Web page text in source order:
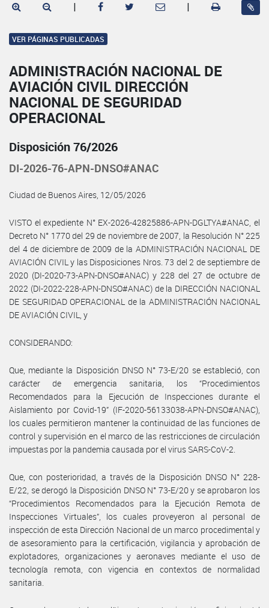
| |
VER PÁGINAS PUBLICADAS
ADMINISTRACIÓN NACIONAL DE
AVIACIÓN CIVIL DIRECCIÓN
NACIONAL DE SEGURIDAD
OPERACIONAL
Disposición 76/2026
DI-2026-76-APN-DNSO#ANAC
Ciudad de Buenos Aires, 12/05/2026
VISTO el expediente N° EX-2026-42825886-APN-DGLTYA#ANAC, el
Decreto N° 1770 del 29 de noviembre de 2007, la Resolución N° 225
del 4 de diciembre de 2009 de la ADMINISTRACIÓN NACIONAL DE
AVIACIÓN CIVIL y las Disposiciones Nros. 73 del 2 de septiembre de
2020 (DI-2020-73-APN-DNSO#ANAC) y 228 del 27 de octubre de
2022 (DI-2022-228-APN-DNSO#ANAC) de la DIRECCIÓN NACIONAL
DE SEGURIDAD OPERACIONAL de la ADMINISTRACIÓN NACIONAL
DE AVIACIÓN CIVIL, y
CONSIDERANDO:
Que, mediante la Disposición DNSO N° 73-E/20 se estableció, con
carácter de emergencia sanitaria, los “Procedimientos
Recomendados para la Ejecución de Inspecciones durante el
Aislamiento por Covid-19” (IF-2020-56133038-APN-DNSO#ANAC),
los cuales permitieron mantener la continuidad de las funciones de
control y supervisión en el marco de las restricciones de circulación
impuestas por la pandemia causada por el virus SARS-CoV-2.
Que, con posterioridad, a través de la Disposición DNSO N° 228-
E/22, se derogó la Disposición DNSO N° 73-E/20 y se aprobaron los
“Procedimientos Recomendados para la Ejecución Remota de
Inspecciones Virtuales”, los cuales proveyeron al personal de
inspección de esta Dirección Nacional de un marco procedimental y
de asesoramiento para la certificación, vigilancia y aprobación de
explotadores, organizaciones y aeronaves mediante el uso de
tecnología remota, con vigencia en contextos de normalidad
sanitaria.